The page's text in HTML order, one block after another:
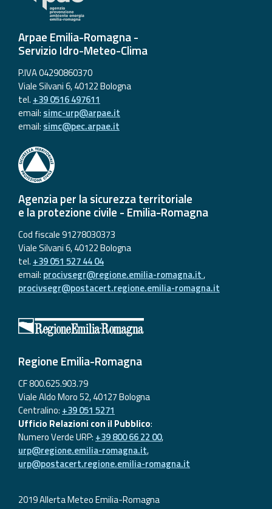
Arpae Emilia-Romagna -
Servizio Idro-Meteo-Clima
P.IVA 04290860370
Viale Silvani 6, 40122 Bologna
tel. +39 0516 497611
email: simc-urp@arpae.it
email: simc@pec.arpae.it
Agenzia per la sicurezza territoriale
e la protezione civile - Emilia-Romagna
Cod fiscale 91278030373
Viale Silvani 6, 40122 Bologna
tel. +39 051 527 44 04
email: procivsegr@regione.emilia-romagna.it,
procivsegr@postacert.regione.emilia-romagna.it
Regione Emilia-Romagna
CF 800.625.903.79
Viale Aldo Moro 52, 40127 Bologna
Centralino: +39 051 5271
Ufficio Relazioni con il Pubblico:
Numero Verde URP: +39 800 66 22 00,
urp@regione.emilia-romagna.it,
urp@postacert.regione.emilia-romagna.it
2019 Allerta Meteo Emilia-Romagna